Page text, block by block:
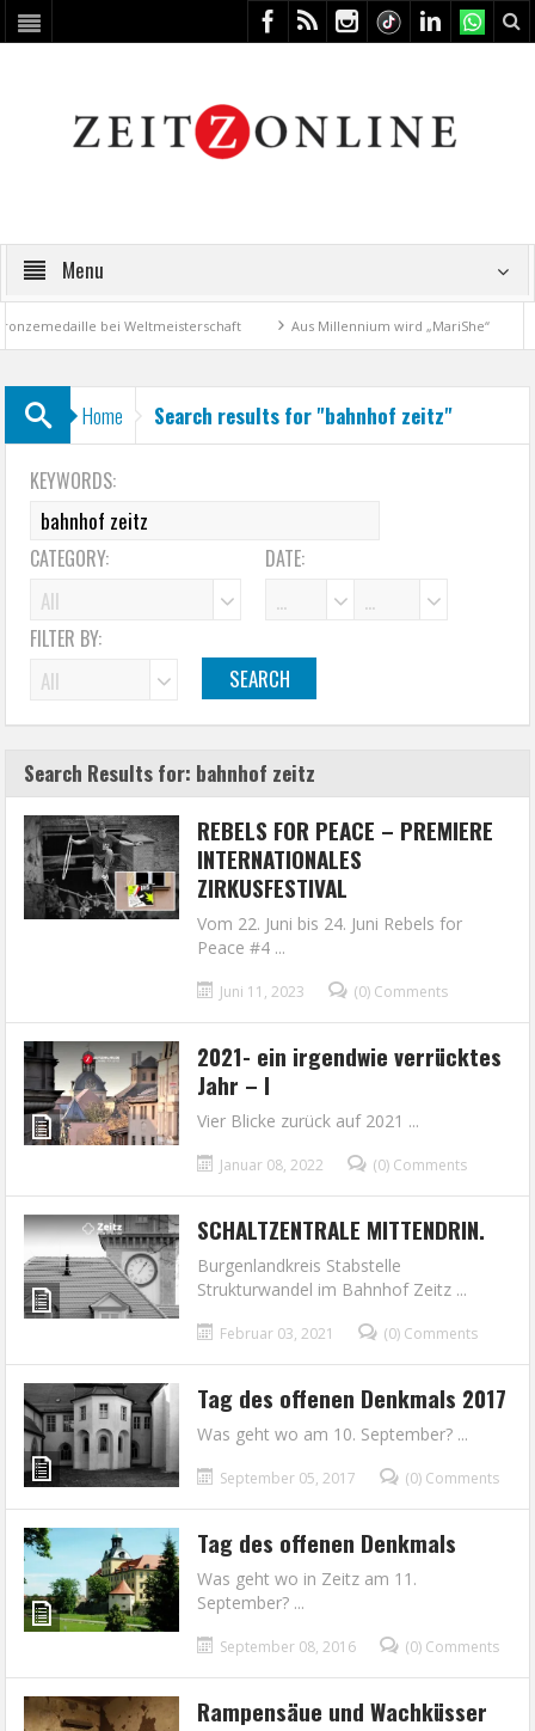
Menu
bei Weltmeisterschaft Aus Millennium wird „MariShe“
Home Search results for "bahnhof zeitz"
KEYWORDS:
CATEGORY: DATE:
FILTER BY:
Search Results for: bahnhof zeitz
REBELS FOR PEACE – PREMIERE
INTERNATIONALES
ZIRKUSFESTIVAL
Vom 22. Juni bis 24. Juni Rebels for
Peace #4 ...
Juni 11, 2023 (0) Comments
2021- ein irgendwie verrücktes
Jahr – I
Vier Blicke zurück auf 2021 ...
Januar 08, 2022 (0) Comments
SCHALTZENTRALE MITTENDRIN.
Burgenlandkreis Stabstelle
Strukturwandel im Bahnhof Zeitz ...
Februar 03, 2021 (0) Comments
Tag des offenen Denkmals 2017
Was geht wo am 10. September? ...
September 05, 2017 (0) Comments
Tag des offenen Denkmals
Was geht wo in Zeitz am 11.
September? ...
September 08, 2016 (0) Comments
Rampensäue und Wachküsser